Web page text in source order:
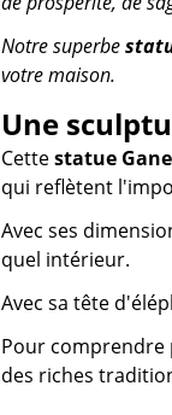
Notre superbe
votre maison.
Une
Cettestatue
qui reflètent
Avec ses
quel intérieur.
Avec sa tête
Pour comprendre
des riches